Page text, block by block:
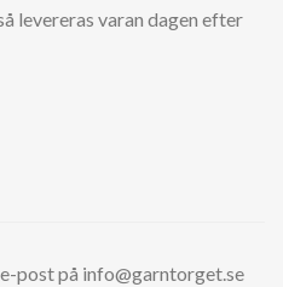
levereras varan dagen efter
post på info@garntorget.se